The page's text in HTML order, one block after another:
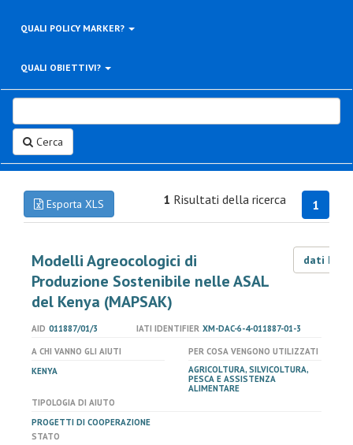
QUALI POLICY MARKER?
QUALI OBIETTIVI?
Cerca
Esporta XLS 1
1 Risultati della ricerca
Modelli Agreocologici di
Produzione Sostenibile nelle ASAL
del Kenya (MAPSAK)
dati LOD
AID 011887/01/3 IATI IDENTIFIER XM-DAC-6-4-011887-01-3
A CHI VANNO GLI AIUTI
KENYA
PER COSA VENGONO UTILIZZATI
AGRICOLTURA, SILVICOLTURA,
PESCA E ASSISTENZA
ALIMENTARE
TIPOLOGIA DI AIUTO
PROGETTI DI COOPERAZIONE
STATO